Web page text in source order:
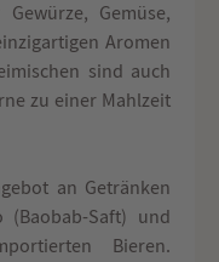
Gemüse,
Aromen
sind auch
zu einer Mahlzeit
an Getränken
(Baobab-Saft) und
Bieren.